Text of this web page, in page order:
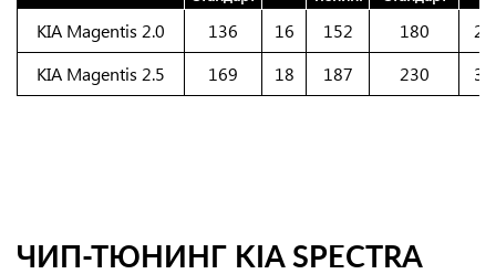
KIA Magentis 2.0 136 16 152 180
25
KIA Magentis 2.5
169 18 187 230 30
ЧИП-ТЮНИНГ KIA SPECTRA